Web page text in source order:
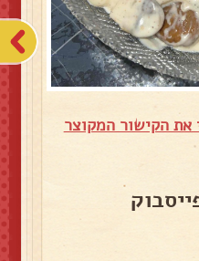
את הקישור המקוצר